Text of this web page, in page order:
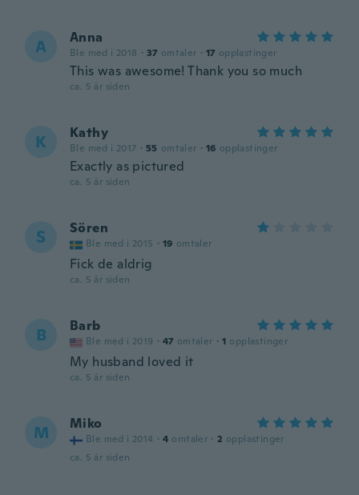
A Anna
Ble med i 2018 · 37 omtaler · 17 opplastinger
This was awesome! Thank you so much
ca. 5 år siden
K Kathy
Ble med i 2017 · 55 omtaler · 16 opplastinger
Exactly as pictured
ca. 5 år siden
S Sören
Ble med i 2015 · 19 omtaler
Fick de aldrig
ca. 5 år siden
B Barb
Ble med i 2019 · 47 omtaler · 1 opplastinger
My husband loved it
ca. 5 år siden
M Miko
Ble med i 2014 · 4 omtaler · 2 opplastinger
ca. 5 år siden